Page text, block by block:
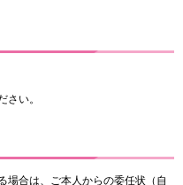
さい。
場合は、ご本人からの委任状（自